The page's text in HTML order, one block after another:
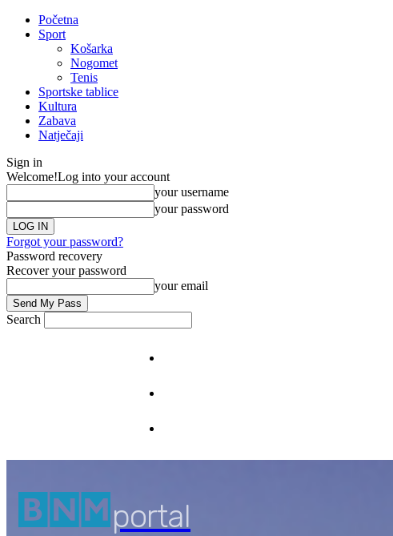
Početna
Sport
Košarka
Nogomet
Tenis
Sportske tablice
Kultura
Zabava
Natječaji
Sign in
Welcome!Log into your account
your username
your password
Forgot your password?
Password recovery
Recover your password
your email
Search
portal